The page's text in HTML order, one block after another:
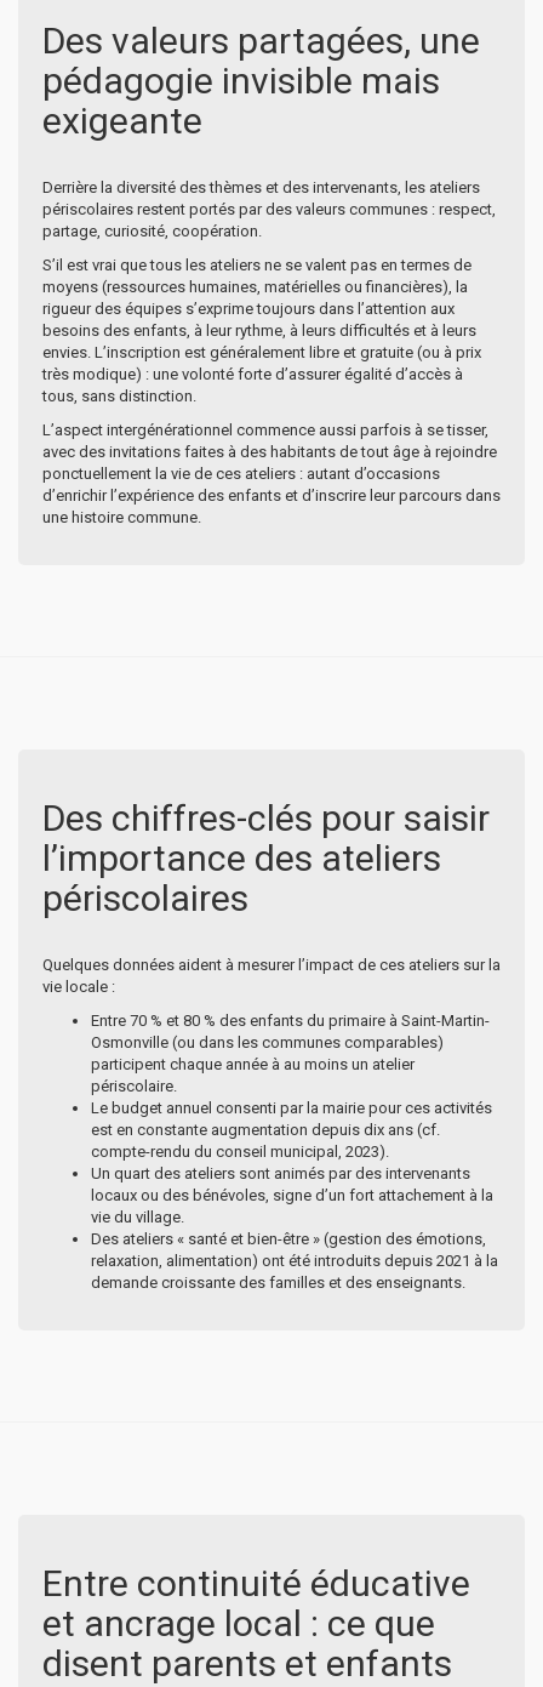
Des valeurs partagées, une
pédagogie invisible mais
exigeante
Derrière la diversité des thèmes et des intervenants, les ateliers
périscolaires restent portés par des valeurs communes : respect,
partage, curiosité, coopération.
S’il est vrai que tous les ateliers ne se valent pas en termes de
moyens (ressources humaines, matérielles ou financières), la
rigueur des équipes s’exprime toujours dans l’attention aux
besoins des enfants, à leur rythme, à leurs difficultés et à leurs
envies. L’inscription est généralement libre et gratuite (ou à prix
très modique) : une volonté forte d’assurer égalité d’accès à
tous, sans distinction.
L’aspect intergénérationnel commence aussi parfois à se tisser,
avec des invitations faites à des habitants de tout âge à rejoindre
ponctuellement la vie de ces ateliers : autant d’occasions
d’enrichir l’expérience des enfants et d’inscrire leur parcours dans
une histoire commune.
Des chiffres-clés pour saisir
l’importance des ateliers
périscolaires
Quelques données aident à mesurer l’impact de ces ateliers sur la
vie locale :
Entre 70 % et 80 % des enfants du primaire à Saint-Martin-
Osmonville (ou dans les communes comparables)
participent chaque année à au moins un atelier
périscolaire.
Le budget annuel consenti par la mairie pour ces activités
est en constante augmentation depuis dix ans (cf.
compte-rendu du conseil municipal, 2023).
Un quart des ateliers sont animés par des intervenants
locaux ou des bénévoles, signe d’un fort attachement à la
vie du village.
Des ateliers « santé et bien-être » (gestion des émotions,
relaxation, alimentation) ont été introduits depuis 2021 à la
demande croissante des familles et des enseignants.
Entre continuité éducative
et ancrage local : ce que
disent parents et enfants